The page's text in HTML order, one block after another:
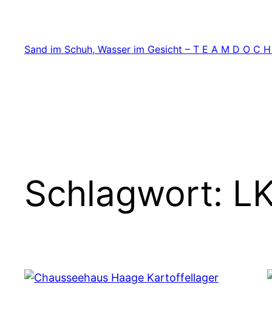
springen
Sand im Schuh, Wasser im Gesicht – T E A M D O C
Schlagwort: